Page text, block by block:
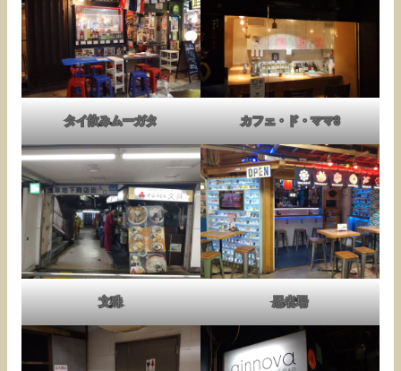
タイ飲みムーガタ カフェ・ド・ママ3
文殊 忍者場